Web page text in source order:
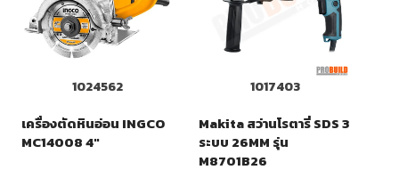
1024562
เครื่องตัดหินอ่อน INGCO
MC14008 4"
1017403
Makita สว่านโรตารี่ SDS 3
ระบบ 26MM รุ่น
M8701B26